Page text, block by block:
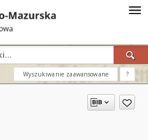
Wyszukiwanie zaawansowane ?